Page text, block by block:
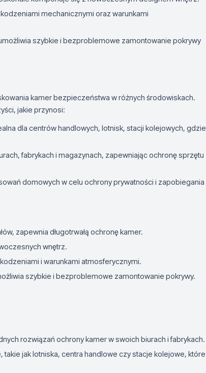
mechanicznymi oraz warunkami
szybkie i bezproblemowe zamontowanie pokrywy
kamer bezpieczeństwa w różnych środowiskach.
jakie przynosi:
dla centrów handlowych, lotnisk, stacji kolejowych, gdzie
fabrykach i magazynach, zapewniając ochronę sprzętu
domowych w celu ochrony prywatności i zapobiegania
zapewnia długotrwałą ochronę kamer.
wnętrz.
i warunkami atmosferycznymi.
szybkie i bezproblemowe zamontowanie pokrywy.
rozwiązań ochrony kamer w swoich biurach i fabrykach.
takie jak lotniska, centra handlowe czy stacje kolejowe, które